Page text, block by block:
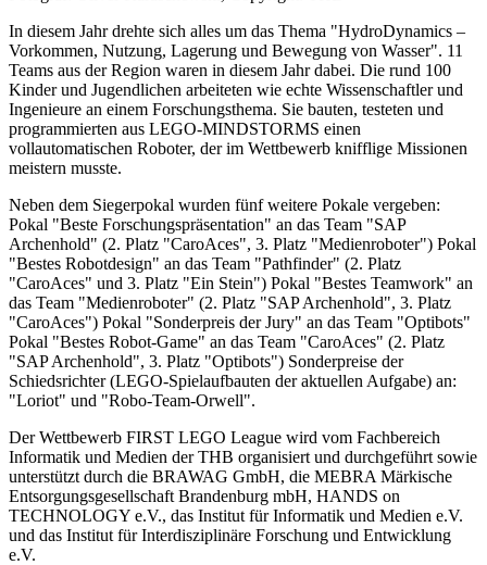
In diesem Jahr drehte sich alles um das Thema "HydroDynamics –
Vorkommen, Nutzung, Lagerung und Bewegung von Wasser". 11
Teams aus der Region waren in diesem Jahr dabei. Die rund 100
Kinder und Jugendlichen arbeiteten wie echte Wissenschaftler und
Ingenieure an einem Forschungsthema. Sie bauten, testeten und
programmierten aus LEGO-MINDSTORMS einen
vollautomatischen Roboter, der im Wettbewerb knifflige Missionen
meistern musste.
Neben dem Siegerpokal wurden fünf weitere Pokale vergeben:
Pokal "Beste Forschungspräsentation" an das Team "SAP
Archenhold" (2. Platz "CaroAces", 3. Platz "Medienroboter") Pokal
"Bestes Robotdesign" an das Team "Pathfinder" (2. Platz
"CaroAces" und 3. Platz "Ein Stein") Pokal "Bestes Teamwork" an
das Team "Medienroboter" (2. Platz "SAP Archenhold", 3. Platz
"CaroAces") Pokal "Sonderpreis der Jury" an das Team "Optibots"
Pokal "Bestes Robot-Game" an das Team "CaroAces" (2. Platz
"SAP Archenhold", 3. Platz "Optibots") Sonderpreise der
Schiedsrichter (LEGO-Spielaufbauten der aktuellen Aufgabe) an:
"Loriot" und "Robo-Team-Orwell".
Der Wettbewerb FIRST LEGO League wird vom Fachbereich
Informatik und Medien der THB organisiert und durchgeführt sowie
unterstützt durch die BRAWAG GmbH, die MEBRA Märkische
Entsorgungsgesellschaft Brandenburg mbH, HANDS on
TECHNOLOGY e.V., das Institut für Informatik und Medien e.V.
und das Institut für Interdisziplinäre Forschung und Entwicklung
e.V.